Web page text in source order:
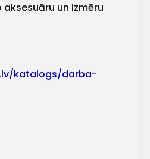
un izmēru
katalogs/darba-
atbalsts